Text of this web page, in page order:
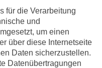
für die Verarbeitung
und
um einen
über diese Internetseite
Daten sicherzustellen.
Datenübertragungen